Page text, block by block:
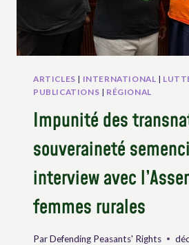
RÉFORME
AGRAIRE
MOUVEMENTS
SOCIAUX
À
ARTICLES | INTERNATIONAL |
PUBLICATIONS | RÉGIONAL
Impunité des
souveraineté
interview avec
femmes rurales
ParDefending Peasants' Rights